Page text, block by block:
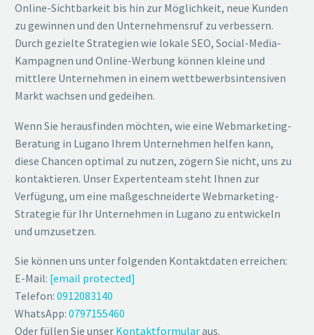
Online-Sichtbarkeit bis hin zur Möglichkeit, neue Kunden
zu gewinnen und den Unternehmensruf zu verbessern.
Durch gezielte Strategien wie lokale SEO, Social-Media-
Kampagnen und Online-Werbung können kleine und
mittlere Unternehmen in einem wettbewerbsintensiven
Markt wachsen und gedeihen.
Wenn Sie herausfinden möchten, wie eine Webmarketing-
Beratung in Lugano Ihrem Unternehmen helfen kann,
diese Chancen optimal zu nutzen, zögern Sie nicht, uns zu
kontaktieren. Unser Expertenteam steht Ihnen zur
Verfügung, um eine maßgeschneiderte Webmarketing-
Strategie für Ihr Unternehmen in Lugano zu entwickeln
und umzusetzen.
Sie können uns unter folgenden Kontaktdaten erreichen:
E-Mail: [email protected]
Telefon: 0912083140
WhatsApp: 0797155460
Oder füllen Sie unser Kontaktformularaus.